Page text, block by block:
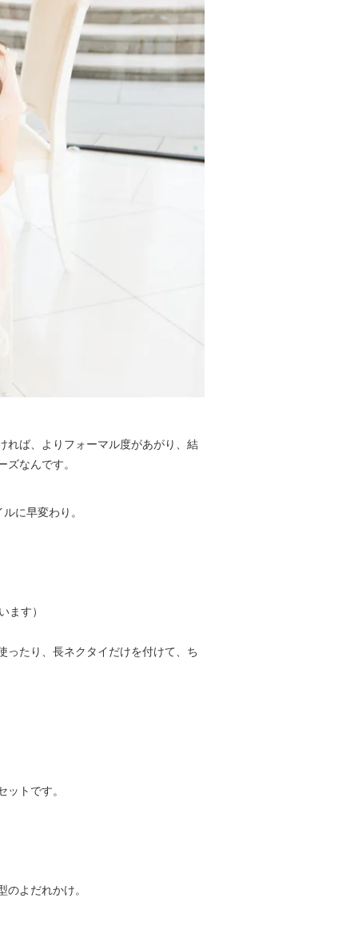
れば、よりフォーマル度があがり、結
なんです。
に早変わり。
ます）
ったり、長ネクタイだけを付けて、ち
トです。
よだれかけ。